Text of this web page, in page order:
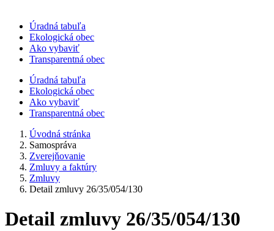
Úradná tabuľa
Ekologická obec
Ako vybaviť
Transparentná obec
Úradná tabuľa
Ekologická obec
Ako vybaviť
Transparentná obec
Úvodná stránka
Samospráva
Zverejňovanie
Zmluvy a faktúry
Zmluvy
Detail zmluvy 26/35/054/130
Detail zmluvy 26/35/054/130